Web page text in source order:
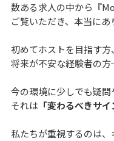
数ある求人の中から『
ご覧いただき、本当にあ
初めてホストを目指す方
将来が不安な経験者の
今の環境に少しでも疑問
それは 「変わるべきサイ
私たちが重視するのは、